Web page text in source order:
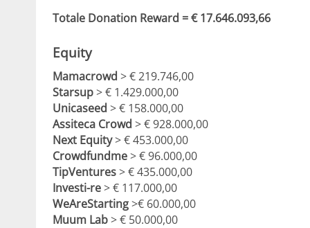
Totale Donation Reward = € 17.646.093,66
Equity
Mamacrowd > € 219.746,00
Starsup> € 1.429.000,00
Unicaseed > € 158.000,00
Assiteca Crowd > € 928.000,00
Next Equity> € 453.000,00
Crowdfundme> € 96.000,00
TipVentures> € 435.000,00
Investi-re> € 117.000,00
WeAreStarting>€ 60.000,00
Muum Lab> € 50.000,00